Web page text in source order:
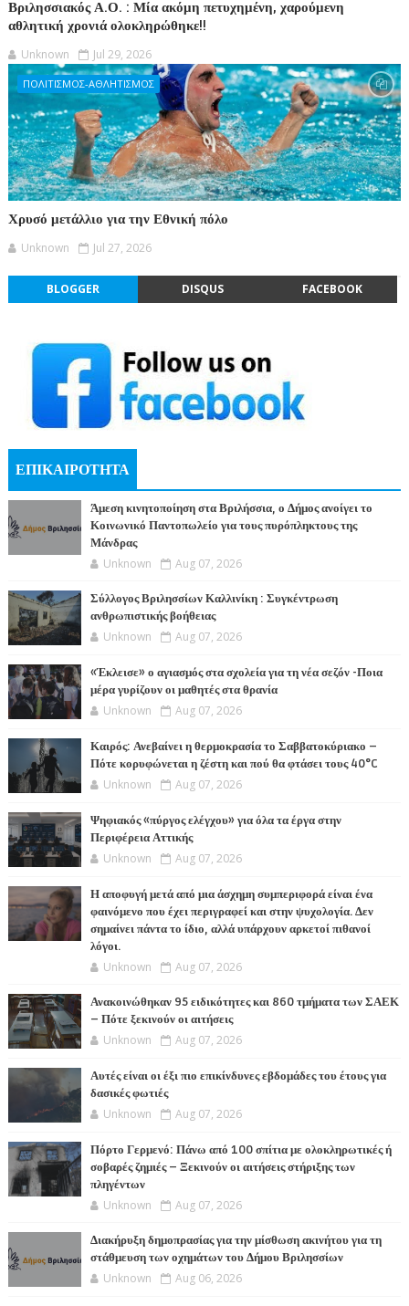
Βριλησσιακός Α.Ο. : Μία ακόμη πετυχημένη, χαρούμενη
αθλητική χρονιά ολοκληρώθηκε!!
Unknown Jul 29, 2026
ΠΟΛΙΤΙΣΜΟΣ-ΑΘΛΗΤΙΣΜΟΣ
Χρυσό μετάλλιο για την Εθνική πόλο
Unknown Jul 27, 2026
BLOGGER DISQUS FACEBOOK
ΕΠΙΚΑΙΡΟΤΗΤΑ
Άμεση κινητοποίηση στα Βριλήσσια, ο Δήμος ανοίγει το
Κοινωνικό Παντοπωλείο για τους πυρόπληκτους της
Μάνδρας
Unknown Aug 07, 2026
Σύλλογος Βριλησσίων Καλλινίκη : Συγκέντρωση
ανθρωπιστικής βοήθειας
Unknown Aug 07, 2026
«Έκλεισε» ο αγιασμός στα σχολεία για τη νέα σεζόν -Ποια
μέρα γυρίζουν οι μαθητές στα θρανία
Unknown Aug 07, 2026
Καιρός: Ανεβαίνει η θερμοκρασία το Σαββατοκύριακο –
Πότε κορυφώνεται η ζέστη και πού θα φτάσει τους 40°C
Unknown Aug 07, 2026
Ψηφιακός «πύργος ελέγχου» για όλα τα έργα στην
Περιφέρεια Αττικής
Unknown Aug 07, 2026
Η αποφυγή μετά από μια άσχημη συμπεριφορά είναι ένα
φαινόμενο που έχει περιγραφεί και στην ψυχολογία. Δεν
σημαίνει πάντα το ίδιο, αλλά υπάρχουν αρκετοί πιθανοί
λόγοι.
Unknown Aug 07, 2026
Ανακοινώθηκαν 95 ειδικότητες και 860 τμήματα των ΣΑΕΚ
– Πότε ξεκινούν οι αιτήσεις
Unknown Aug 07, 2026
Αυτές είναι οι έξι πιο επικίνδυνες εβδομάδες του έτους για
δασικές φωτιές
Unknown Aug 07, 2026
Πόρτο Γερμενό: Πάνω από 100 σπίτια με ολοκληρωτικές ή
σοβαρές ζημιές – Ξεκινούν οι αιτήσεις στήριξης των
πληγέντων
Unknown Aug 07, 2026
Διακήρυξη δημοπρασίας για την μίσθωση ακινήτου για τη
στάθμευση των οχημάτων του Δήμου Βριλησσίων
Unknown Aug 06, 2026